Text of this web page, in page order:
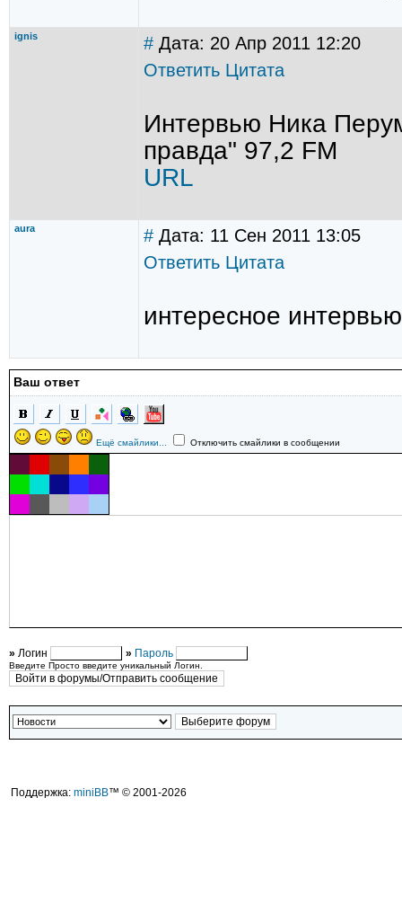
ignis # Дата: 20 Апр 2011 12:20
Ответить Цитата
Интервью Ника
правда" 97,2 FM
URL
aura # Дата: 11 Сен 2011 13:05
Ответить Цитата
интересное интервью
Ваш ответ
Ещё смайлики... Отключить смайлики в сообщении
» Логин » Пароль
Введите Просто введите уникальный Логин.
Поддержка: miniBB™ © 2001-2026